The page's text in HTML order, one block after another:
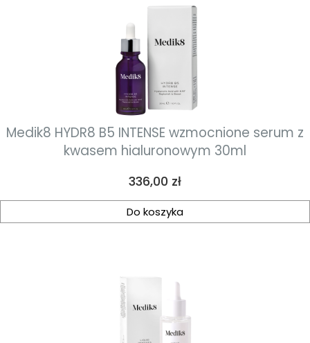
Medik8 HYDR8 B5 INTENSE wzmocnione serum z
kwasem hialuronowym 30ml
Cena
336,00 zł
Do koszyka